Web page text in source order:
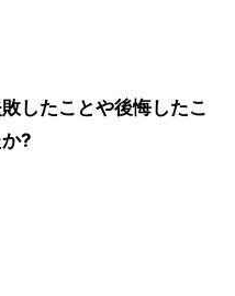
したことや後悔したこ
?